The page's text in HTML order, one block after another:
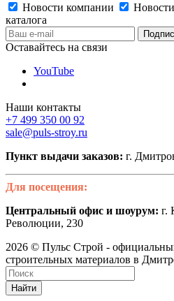
Новости компании
каталога
Оставайтесь на связи
YouTube
Наши контакты
+7 499 350 00 92
sale@puls-stroy.ru
Пункт выдачи заказов: г.
Для посещения:
Центральный офис и шоурум: г.
Революции, 230
2026 © Пульс Строй -
строительных материалов в
Найти